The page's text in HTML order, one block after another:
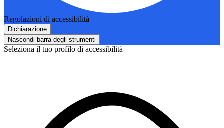
Regolazioni di accessibilità
Dichiarazione
Nascondi barra degli strumenti
Seleziona il tuo profilo di accessibilità